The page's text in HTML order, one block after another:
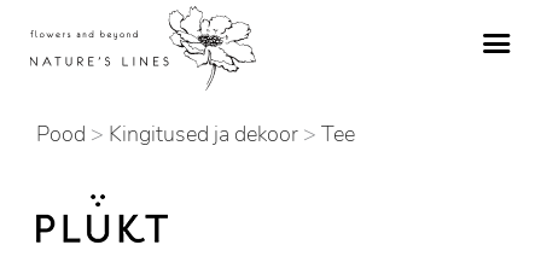
content
Pood > Kingitused ja dekoor > Tee